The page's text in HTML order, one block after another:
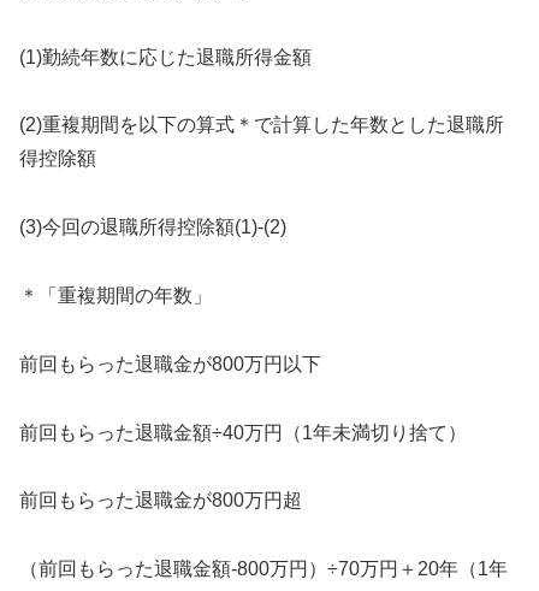
(1)勤続年数に応じた退職所得金額
(2)重複期間を以下の算式＊で計算した年数とした退職所
得控除額
(3)今回の退職所得控除額(1)-(2)
＊「重複期間の年数」
前回もらった退職金が800万円以下
前回もらった退職金額÷40万円（1年未満切り捨て）
前回もらった退職金が800万円超
（前回もらった退職金額-800万円）÷70万円＋20年（1年